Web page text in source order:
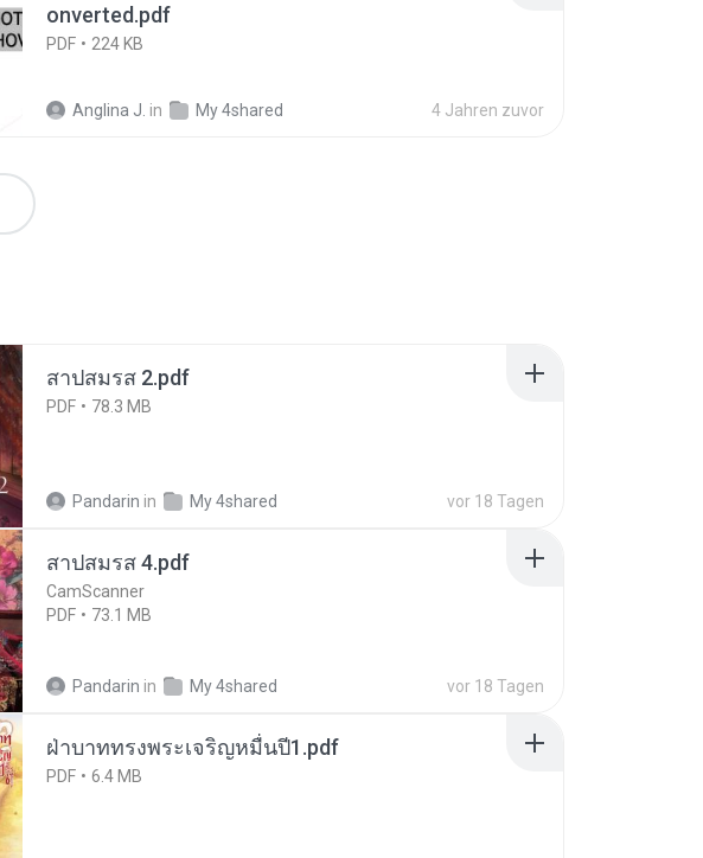
onverted.pdf
PDF 224 KB
Anglina J. in My 4shared 4 Jahren zuvor
สาปสมรส 2.pdf
PDF 78.3 MB
Pandarin in My 4shared vor 18 Tagen
สาปสมรส 4.pdf
CamScanner
PDF
73.1 MB
Pandarin in My 4shared vor 18 Tagen
ฝ่าบาททรงพระเจริญหมื่นปี1.pdf
PDF 6.4 MB